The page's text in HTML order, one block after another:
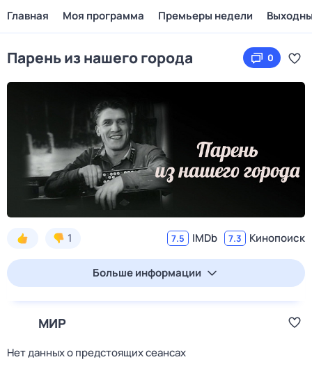
Главная Моя программа Премьеры недели
Парень из нашего города 0
1 7.5 IMDb 7.3 Кинопоиск
Больше информации
МИР
Нет данных о предстоящих сеансах